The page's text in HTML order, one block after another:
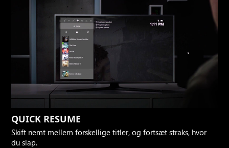
QUICK RESUME
Skift nemt mellem forskellige titler, og fortsæt straks, hvor
du slap.